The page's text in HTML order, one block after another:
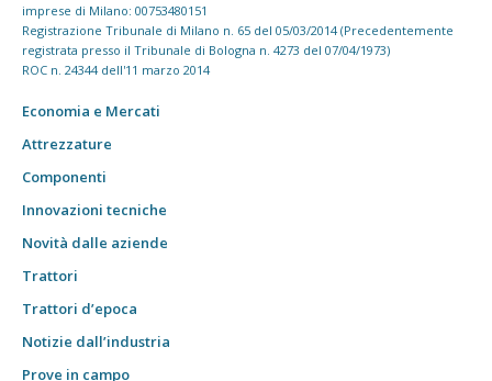
imprese di Milano: 00753480151
Registrazione Tribunale di Milano n. 65 del 05/03/2014 (Precedentemente
registrata presso il Tribunale di Bologna n. 4273 del 07/04/1973)
ROC n. 24344 dell'11 marzo 2014
Economia e Mercati
Attrezzature
Componenti
Innovazioni tecniche
Novità dalle aziende
Trattori
Trattori d’epoca
Notizie dall’industria
Prove in campo